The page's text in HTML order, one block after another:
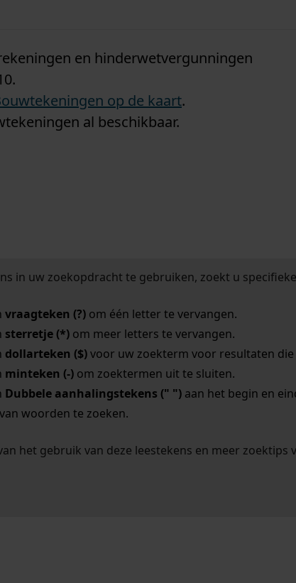
en hinderwetvergunningen
op de kaart.
al beschikbaar.
in uw zoekopdracht te gebruiken, zoekt u
vraagteken (?)om één letter te vervangen.
sterretje (*)om meer letters te vervangen.
dollarteken ($)voor uw zoekterm voor resultaten die
minteken (-)om zoektermen uit te sluiten.
Dubbele aanhalingstekens (" ")aan het begin en
woorden te zoeken.
het gebruik van deze leestekens en meer zoektips